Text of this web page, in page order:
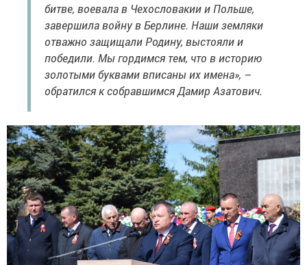
битве, воевала в Чехословакии и Польше,
завершила войну в Берлине. Наши земляки
отважно защищали Родину, выстояли и
победили. Мы гордимся тем, что в историю
золотыми буквами вписаны их имена», –
обратился к собравшимся Дамир Азатович.